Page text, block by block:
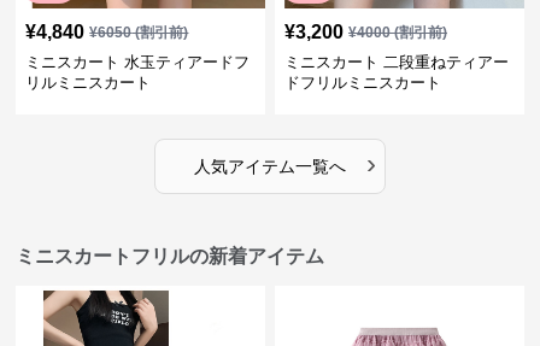
¥4,840 ¥6050(割引前)
ミニスカート 水玉ティアードフ
リルミニスカート
¥3,200 ¥4000(割引前)
ミニスカート 二段重ねティアー
ドフリルミニスカート
人気アイテム一覧へ ›
ミニスカートフリルの新着アイテム